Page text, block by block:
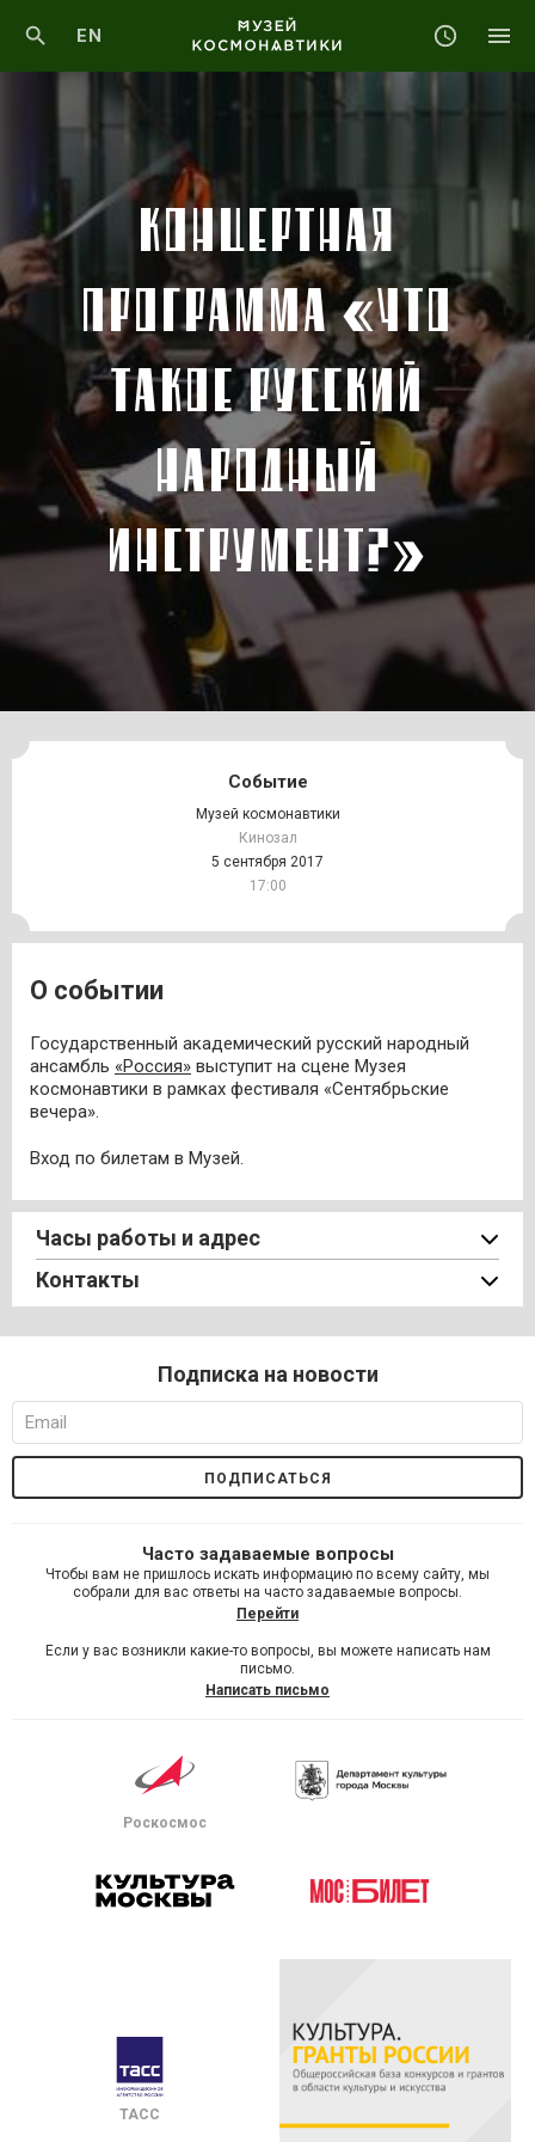
EN
КОНЦЕРТНАЯ
ПРОГРАММА «ЧТО
ТАКОЕ РУССКИЙ
НАРОДНЫЙ
ИНСТРУМЕНТ?»
Событие
Музей космонавтики
Кинозал
5 сентября 2017
17:00
О событии
Государственный академический русский народный
ансамбль «Россия» выступит на сцене Музея
космонавтики в рамках фестиваля «Сентябрьские
вечера».
Вход по билетам в Музей.
Часы работы и адрес
Контакты
Подписка на новости
Часто задаваемые вопросы
Чтобы вам не пришлось искать информацию по всему сайту, мы
собрали для вас ответы на часто задаваемые вопросы.
Перейти
Если у вас возникли какие-то вопросы, вы можете написать нам
письмо.
Написать письмо
Роскосмос
ТАСС